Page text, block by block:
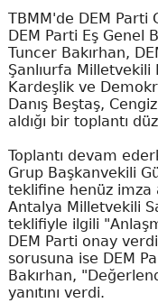
TBMM'de DEM
DEM Parti Eş Genel
Tuncer Bakırhan,
Şanlıurfa Milletvekili
Kardeşlik ve
Danış Beştaş,
aldığı bir toplantı
Toplantı devam
Grup Başkanvekili
teklifine henüz imza
Antalya Milletvekili
teklifiyle ilgili
DEM Parti onay
sorusuna ise DEM
Bakırhan,
yanıtını verdi.